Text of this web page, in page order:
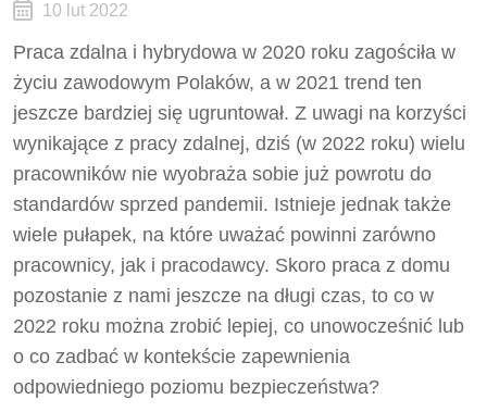
10 lut 2022
Praca zdalna i hybrydowa w 2020 roku zagościła w
życiu zawodowym Polaków, a w 2021 trend ten
jeszcze bardziej się ugruntował. Z uwagi na korzyści
wynikające z pracy zdalnej, dziś (w 2022 roku) wielu
pracowników nie wyobraża sobie już powrotu do
standardów sprzed pandemii. Istnieje jednak także
wiele pułapek, na które uważać powinni zarówno
pracownicy, jak i pracodawcy. Skoro praca z domu
pozostanie z nami jeszcze na długi czas, to co w
2022 roku można zrobić lepiej, co unowocześnić lub
o co zadbać w kontekście zapewnienia
odpowiedniego poziomu bezpieczeństwa?